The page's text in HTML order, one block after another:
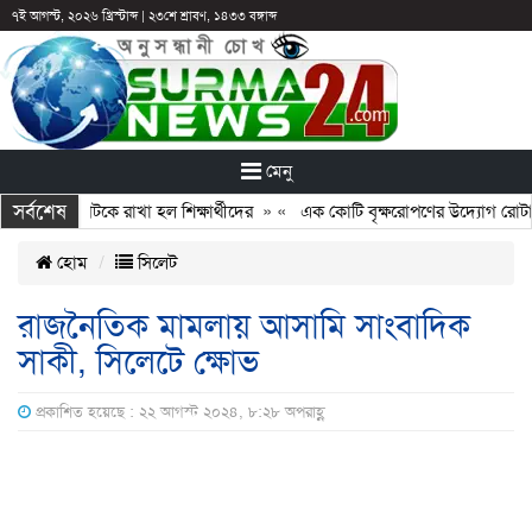
৭ই আগস্ট, ২০২৬ খ্রিস্টাব্দ| ২৩শে শ্রাবণ, ১৪৩৩ বঙ্গাব্দ
মেনু
সর্বশেষ
পরও আটকে রাখা হল শিক্ষার্থীদের» « এক কোটি বৃক্ষরোপণের উদ্যোগ রোটারি
হোম সিলেট
রাজনৈতিক মামলায় আসামি সাংবাদিক
সাকী, সিলেটে ক্ষোভ
প্রকাশিত হয়েছে : ২২ আগস্ট ২০২৪, ৮:২৮ অপরাহ্ণ